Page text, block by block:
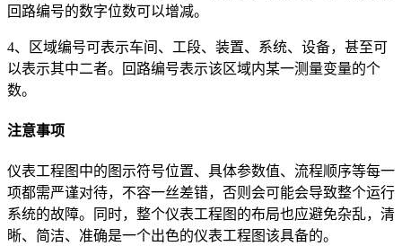
回路编号的数字位数可以增减。
4、区域编号可表示车间、工段、装置、系统、设备，甚至可
以表示其中二者。回路编号表示该区域内某一测量变量的个
数。
注意事项
仪表工程图中的图示符号位置、具体参数值、流程顺序等每一
项都需严谨对待，不容一丝差错，否则会可能会导致整个运行
系统的故障。同时，整个仪表工程图的布局也应避免杂乱，清
晰、简洁、准确是一个出色的仪表工程图该具备的。